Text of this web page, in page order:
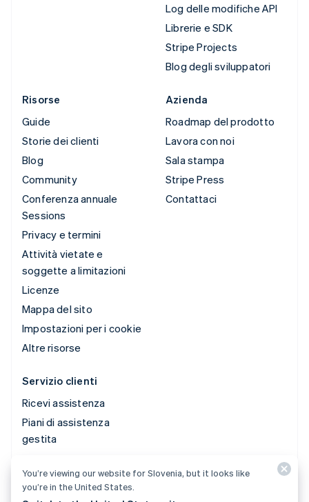
Log delle modifiche API
Librerie e SDK
Stripe Projects
Blog degli sviluppatori
Risorse
Guide
Storie dei clienti
Blog
Community
Conferenza annuale
Sessions
Privacy e termini
Attività vietate e
soggette a limitazioni
Licenze
Mappa del sito
Impostazioni per i cookie
Altre risorse
Azienda
Roadmap del prodotto
Lavora con noi
Sala stampa
Stripe Press
Contattaci
Servizio clienti
Ricevi assistenza
Piani di assistenza
gestita
© 2026 Stripe, LLC
You’re viewing our website for Slovenia, but it looks like
you’re in the United States.